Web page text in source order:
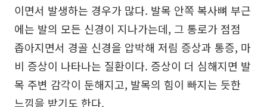
이면서 발생하는 경우가 많다. 발목 안쪽 복사뼈 부근
에는 발의 모든 신경이 지나가는데, 그 통로가 점점
좁아지면서 경골 신경을 압박해 저림 증상과 통증, 마
비 증상이 나타나는 질환이다. 증상이 더 심해지면 발
목 주변 감각이 둔해지고, 발목의 힘이 빠지는 듯한
느낌을 받기도 한다.